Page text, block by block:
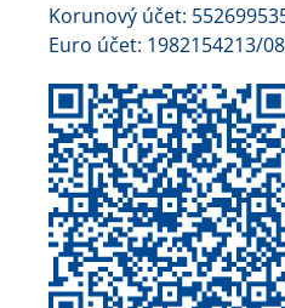
Korunový účet:
Euro účet: 1982154213/